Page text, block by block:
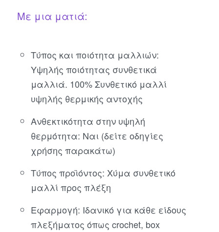
Με μια ματιά:
Τύπος και ποιότητα μαλλιών:
Υψηλής ποιότητας συνθετικά
μαλλιά. 100% Συνθετικό μαλλί
υψηλής θερμικής αντοχής
Ανθεκτικότητα στην υψηλή
θερμότητα: Ναι (δείτε οδηγίες
χρήσης παρακάτω)
Τύπος προϊόντος: Χύμα συνθετικό
μαλλί προς πλέξη
Εφαρμογή: Ιδανικό για κάθε είδους
πλεξήματος όπως crochet, box